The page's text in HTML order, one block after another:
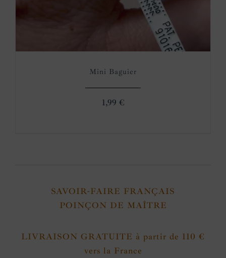
Mini Baguier
1,99 €
SAVOIR-FAIRE FRANÇAIS
POINÇON DE MAÎTRE
LIVRAISON GRATUITE à partir de 110 €
vers la France